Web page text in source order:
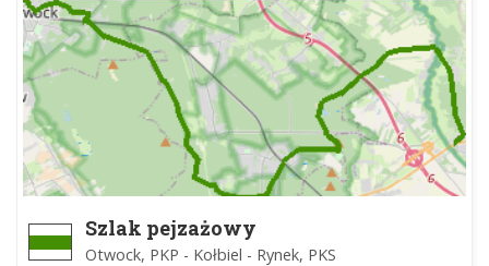
Szlak pejzażowy
Otwock, PKP - Kołbiel - Rynek, PKS